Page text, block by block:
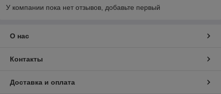
У компании пока нет отзывов, добавьте первый
О нас
Контакты
Доставка и оплата